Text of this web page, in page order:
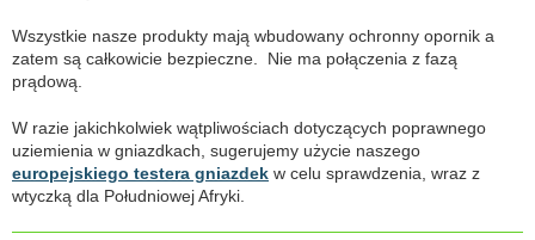
Wszystkie nasze produkty mają wbudowany ochronny opornik a
zatem są całkowicie bezpieczne. Nie ma połączenia z fazą
prądową.
W razie jakichkolwiek wątpliwościach dotyczących poprawnego
uziemienia w gniazdkach, sugerujemy użycie naszego
europejskiego testera gniazdek w celu sprawdzenia, wraz z
wtyczką dla Południowej Afryki.